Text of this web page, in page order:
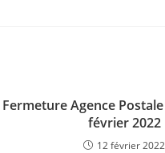
Fermeture Agence
février 2022
12 février 2022